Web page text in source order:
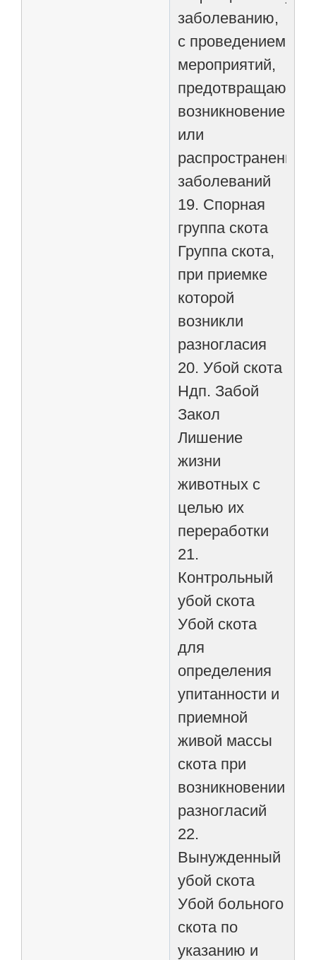
заболеванию,
с проведением
мероприятий,
предотвращающих
возникновение
или
распространение
заболеваний
19. Спорная
группа скота
Группа скота,
при приемке
которой
возникли
разногласия
20. Убой скота
Ндп. Забой
Закол
Лишение
жизни
животных с
целью их
переработки
21.
Контрольный
убой скота
Убой скота
для
определения
упитанности и
приемной
живой массы
скота при
возникновении
разногласий
22.
Вынужденный
убой скота
Убой больного
скота по
указанию и